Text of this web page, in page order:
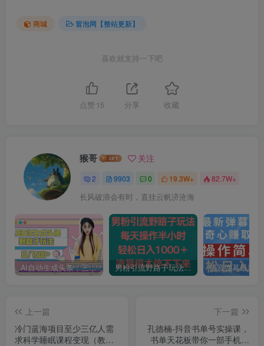
商城 冒泡网【整站更新】
喜欢就支持一下吧
点赞 15 分享 收藏
猴哥 关注
2 9903 0 19.3W+ 82.7W+
长风破浪会有时，直挂云帆济沧海
AI自动生成头条，三天必起号，三分钟轻松发布内容，复制粘贴，保姆级教… 男粉引流野路子玩法，每天操作半小时轻松日入1000＋，流量根本停不下来
上一篇
冷门蓝海项目至少三亿人需
求科学睡眠课程变现（教程
下一篇
孔德楠-抖音书单号实操课，
书单天花板带你一部手机快